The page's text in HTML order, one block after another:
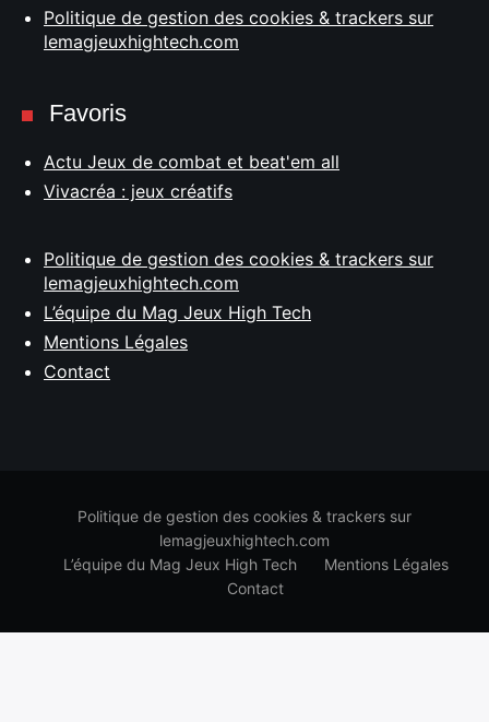
Politique de gestion des cookies & trackers sur
lemagjeuxhightech.com
Favoris
Actu Jeux de combat et beat'em all
Vivacréa : jeux créatifs
Politique de gestion des cookies & trackers sur
lemagjeuxhightech.com
L’équipe du Mag Jeux High Tech
Mentions Légales
Contact
Politique de gestion des cookies & trackers sur
lemagjeuxhightech.com
L’équipe du Mag Jeux High Tech
Mentions Légales
Contact